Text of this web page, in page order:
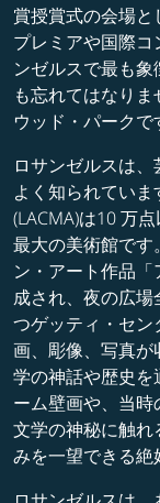
賞授賞式の会場
プレミアや国際
ンゼルスで最も
も忘れてはなり
ウッド・パークで
ロサンゼルスは
よく知られてい
(LACMA)は10 万
最大の美術館です
ン・アート作品
成され、夜の広
つゲッティ・セ
画、彫像、写真
学の神話や歴史を
ーム壁画や、当
文学の神秘に触
みを一望できる絶